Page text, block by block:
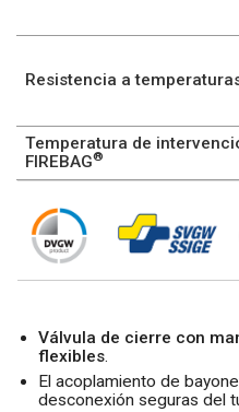
Resistencia a
Temperatura de
FIREBAG®
Válvula de cierre con
flexibles.
El acoplamiento de
desconexión seguras del